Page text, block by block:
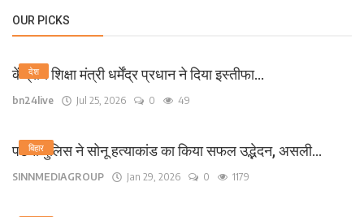
OUR PICKS
देश
केंद्रीय शिक्षा मंत्री धर्मेंद्र प्रधान ने दिया इस्तीफा...
bn24live Jul 25, 2026 0 49
बिहार
पटना पुलिस ने सोनू हत्याकांड का किया सफल उद्भेदन, असली...
SINNMEDIAGROUP Jan 29, 2026 0 1179